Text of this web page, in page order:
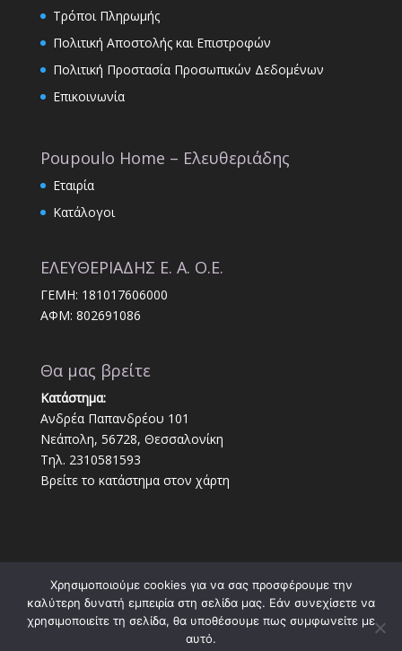
Τρόποι Πληρωμής
Πολιτική Αποστολής και Επιστροφών
Πολιτική Προστασία Προσωπικών Δεδομένων
Επικοινωνία
Poupoulo Home – Ελευθεριάδης
Εταιρία
Κατάλογοι
ΕΛΕΥΘΕΡΙΑΔΗΣ Ε. Α. Ο.Ε.
ΓΕΜΗ: 181017606000
ΑΦΜ: 802691086
Θα μας βρείτε
Κατάστημα:
Ανδρέα Παπανδρέου 101
Νεάπολη, 56728, Θεσσαλονίκη
Τηλ. 2310581593
Βρείτε το κατάστημα στον χάρτη
Χρησιμοποιούμε cookies για να σας προσφέρουμε την
καλύτερη δυνατή εμπειρία στη σελίδα μας. Εάν συνεχίσετε να
χρησιμοποιείτε τη σελίδα, θα υποθέσουμε πως συμφωνείτε με
αυτό.